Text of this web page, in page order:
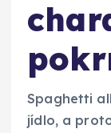
Spaghetti
jídlo, a